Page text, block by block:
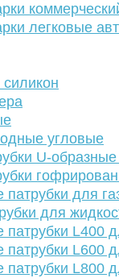
легковые
угловые
U-
для
для
L400
L600
L800